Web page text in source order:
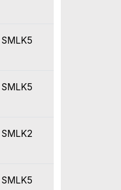
SMLK5
SMLK5
SMLK2
SMLK5